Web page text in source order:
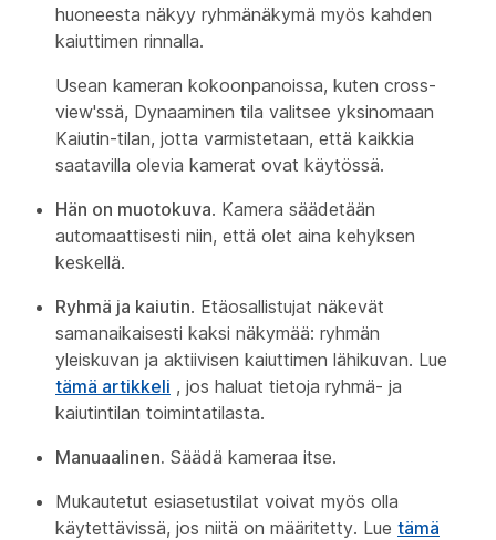
huoneesta näkyy ryhmänäkymä myös kahden
kaiuttimen rinnalla.
Usean kameran kokoonpanoissa, kuten cross-
view'ssä, Dynaaminen tila valitsee yksinomaan
Kaiutin-tilan, jotta varmistetaan, että kaikkia
saatavilla olevia kamerat ovat käytössä.
Hän on muotokuva. Kamera säädetään
automaattisesti niin, että olet aina kehyksen
keskellä.
Ryhmä ja kaiutin. Etäosallistujat näkevät
samanaikaisesti kaksi näkymää: ryhmän
yleiskuvan ja aktiivisen kaiuttimen lähikuvan. Lue
tämä artikkeli , jos haluat tietoja ryhmä- ja
kaiutintilan toimintatilasta.
Manuaalinen. Säädä kameraa itse.
Mukautetut esiasetustilat voivat myös olla
käytettävissä, jos niitä on määritetty. Lue tämä